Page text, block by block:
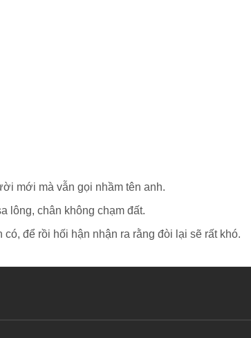
mới mà vẫn gọi nhầm tên anh.
lông, chân không chạm đất.
để rồi hối hận nhận ra rằng đòi lại sẽ rất khó.